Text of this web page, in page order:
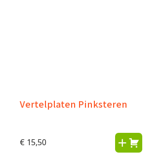
Vertelplaten Pinksteren
€ 15,50